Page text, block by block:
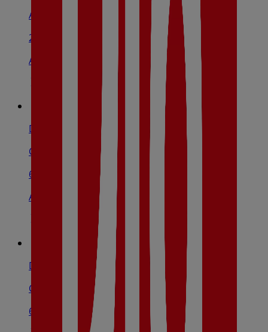
Avenida De Irlanda, S/N, Toledo
2.8 km
Abierto
Dia
Carretera Toledo, 18, Argés
6.8 km
Abierto
Dia
Calle Río Alberche, s/n., Toledo
6.8 km